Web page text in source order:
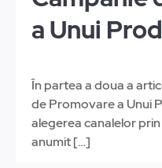
a Unui
În partea a doua a
de Promovare a Unui
alegerea canalelor
anumit[…]